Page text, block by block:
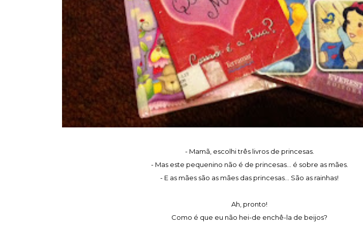
- Mamã, escolhi três livros de princesas.
- Mas este pequenino não é de princesas... é sobre as mães.
- E as mães são as mães das princesas... São as rainhas!
Ah, pronto!
Como é que eu não hei-de enchê-la de beijos?